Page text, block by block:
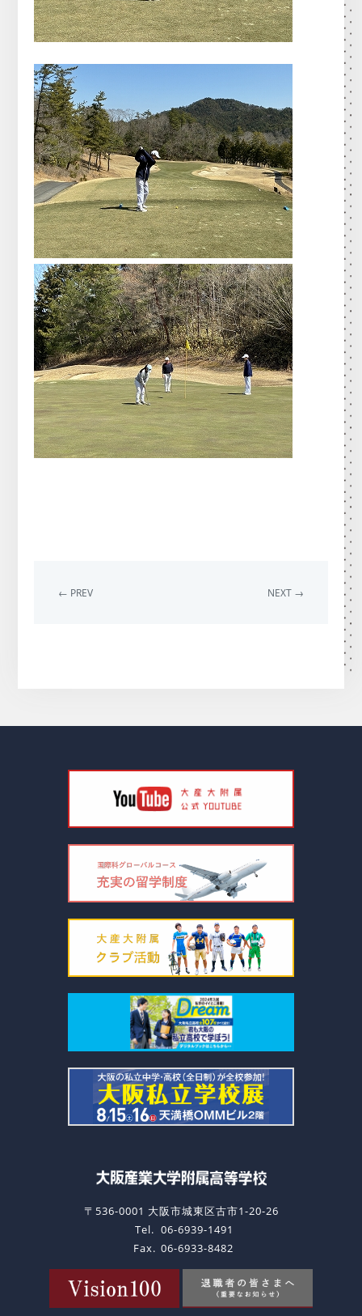
← PREV NEXT →
〒536-0001 大阪市城東区古市1-20-26
Tel. 06-6939-1491
Fax. 06-6933-8482